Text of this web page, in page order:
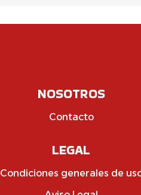
NOSOTROS
Contacto
LEGAL
Condiciones generales de